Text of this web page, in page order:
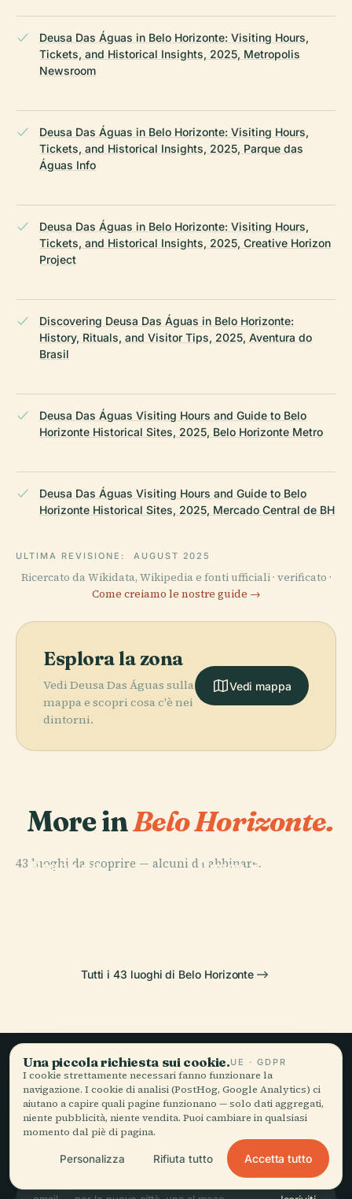
Deusa Das Águas in Belo Horizonte: Visiting Hours,
Tickets, and Historical Insights, 2025, Metropolis
Newsroom
Deusa Das Águas in Belo Horizonte: Visiting Hours,
Tickets, and Historical Insights, 2025, Parque das
Águas Info
Deusa Das Águas in Belo Horizonte: Visiting Hours,
Tickets, and Historical Insights, 2025, Creative Horizon
Project
Discovering Deusa Das Águas in Belo Horizonte:
History, Rituals, and Visitor Tips, 2025, Aventura do
Brasil
Deusa Das Águas Visiting Hours and Guide to Belo
Horizonte Historical Sites, 2025, Belo Horizonte Metro
Deusa Das Águas Visiting Hours and Guide to Belo
Horizonte Historical Sites, 2025, Mercado Central de BH
ULTIMA REVISIONE: AUGUST 2025
Ricercato da Wikidata, Wikipedia e fonti ufficiali · verificato ·
Come creiamo le nostre guide →
Esplora la zona
Vedi Deusa Das Águas sulla
mappa e scopri cosa c'è nei
dintorni.
Vedi mappa
More inBelo Horizonte.
43 luoghi da scoprire — alcuni da abbinare.
Praça da
Praça Sete De
PLACE PLACE
Tutti i 43 luoghi di Belo Horizonte
Viaggio lento,
raccontato bene.
RESTA AGGIORNATO
Una piccola richiesta sui cookie.UE · GDPR
I cookie strettamente necessari fanno funzionare la
navigazione. I cookie di analisi (PostHog, Google Analytics) ci
aiutano a capire quali pagine funzionano — solo dati aggregati,
niente pubblicità, niente vendita. Puoi cambiare in qualsiasi
momento dal piè di pagina.
Personalizza Rifiuta tutto Accetta tutto